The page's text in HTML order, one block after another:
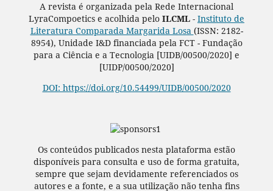
A revista é organizada pela Rede Internacional
LyraCompoetics e acolhida pelo ILCML - Instituto de
Literatura Comparada Margarida Losa (ISSN: 2182-
8954), Unidade I&D financiada pela FCT - Fundação
para a Ciência e a Tecnologia [UIDB/00500/2020] e
[UIDP/00500/2020]
DOI: https://doi.org/10.54499/UIDB/00500/2020
Os conteúdos publicados nesta plataforma estão
disponíveis para consulta e uso de forma gratuita,
sempre que sejam devidamente referenciados os
autores e a fonte, e a sua utilização não tenha fins